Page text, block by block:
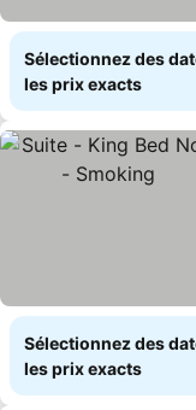
Sélectionnez des
les prix exacts
Sélectionnez des
les prix exacts